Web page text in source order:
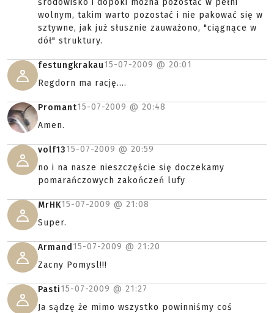
środowisko i dopóki można pozostać w pełni
wolnym, takim warto pozostać i nie pakować się w
sztywne, jak już słusznie zauważono, "ciągnące w
dół" struktury.
festungkrakau15-07-2009 @ 20:01
Regdorn ma rację....
Promant15-07-2009 @ 20:48
Amen.
volf1315-07-2009 @ 20:59
no i na nasze nieszczęście się doczekamy
pomarańczowych zakończeń lufy
MrHK15-07-2009 @ 21:08
Super.
Armand 15-07-2009 @ 21:20
Zacny Pomysl!!!
Pasti15-07-2009 @ 21:27
Ja sądzę że mimo wszystko powinniśmy coś